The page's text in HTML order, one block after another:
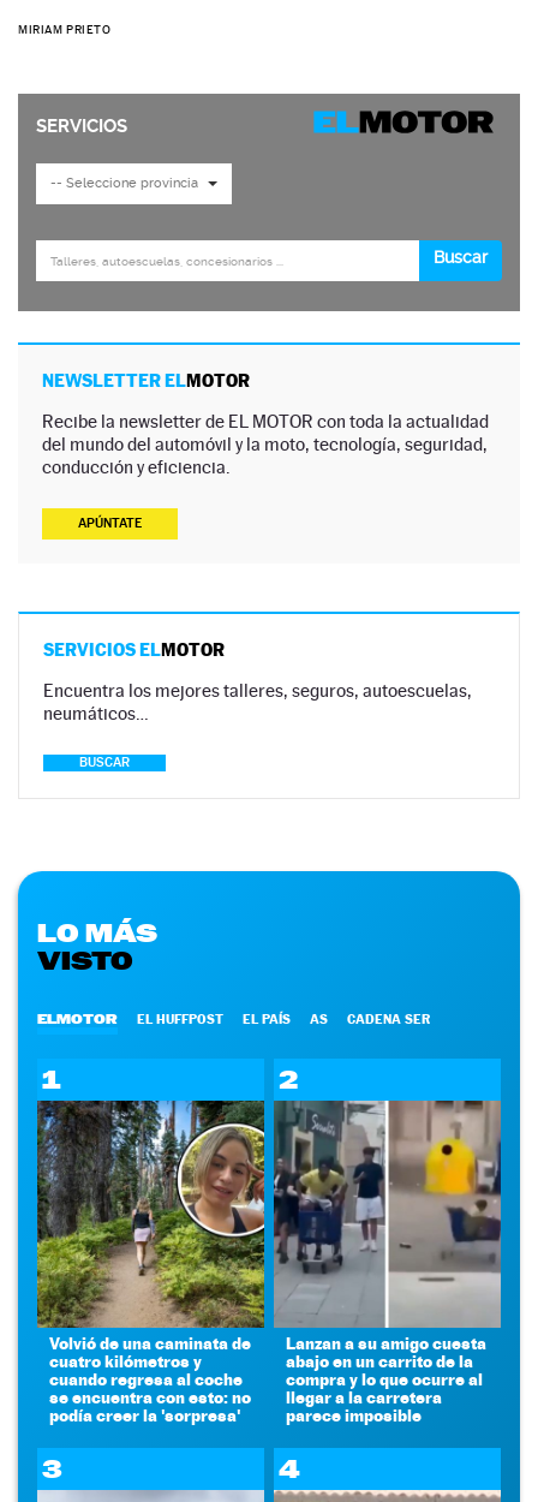
MIRIAM PRIETO
NEWSLETTER ELMOTOR
Recibe la newsletter de EL MOTOR con toda la actualidad
del mundo del automóvil y la moto, tecnología, seguridad,
conducción y eficiencia.
APÚNTATE
SERVICIOS ELMOTOR
Encuentra los mejores talleres, seguros, autoescuelas,
neumáticos…
BUSCAR
LO MÁS
VISTO
ELMOTOR EL HUFFPOST EL PAÍS AS CADENA SER
1
Volvió de una caminata de
cuatro kilómetros y
cuando regresa al coche
se encuentra con esto: no
podía creer la 'sorpresa'
2
Lanzan a su amigo cuesta
abajo en un carrito de la
compra y lo que ocurre al
llegar a la carretera
parece imposible
3 4